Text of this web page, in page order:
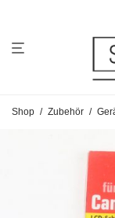
Shop / Zubehör /